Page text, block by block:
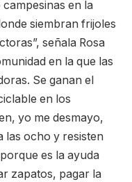
en la
siembran frijoles
señala Rosa
en la que las
Se ganan el
en los
yo me desmayo,
las ocho y resisten
es la ayuda
zapatos, pagar la